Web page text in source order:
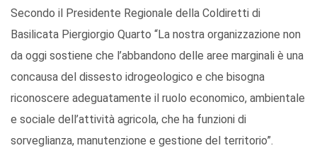
Secondo il Presidente Regionale della Coldiretti di
Basilicata Piergiorgio Quarto “La nostra organizzazione non
da oggi sostiene che l’abbandono delle aree marginali è una
concausa del dissesto idrogeologico e che bisogna
riconoscere adeguatamente il ruolo economico, ambientale
e sociale dell’attività agricola, che ha funzioni di
sorveglianza, manutenzione e gestione del territorio”.